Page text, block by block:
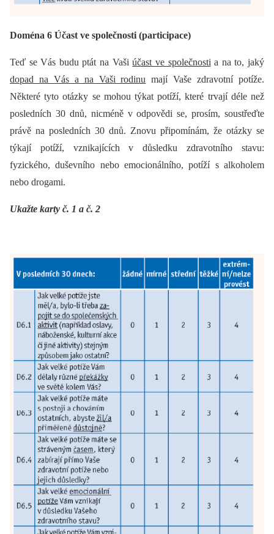
Doména 6 Účast ve společnosti (participace)
Teď se Vás budu ptát na Vašiúčast ve společnosti a na to, jaký
dopad na Vás a na Vaši rodinu mají Vaše zdravotní potíže.
Některé tyto otázky se mohou týkat potíží, které trvají déle než
posledních 30 dnů, nicméně v odpovědi se, prosím, soustřeďte
právě na posledních 30 dnů. Znovu připomínám, že otázky se
týkají potíží, vznikajících v důsledku zdravotního stavu:
fyzického, duševního nebo emocionálního, potíží s alkoholem
nebo drogami.
Ukažte karty č. 1 a č. 2